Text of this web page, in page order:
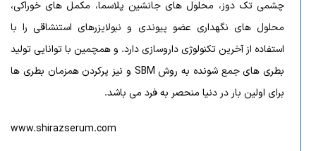
چشمی تک دوز، محلول های جانشین پلاسما، مکمل های خوراکی،
محلول های نگهداری عضو پیوندی و نبولایزرهای استنشاقی را با
استفاده از آخرین تکنولوژی داروسازی دارد. و همچمین با توانایی تولید
بطری های جمع شونده به روش SBM و نیز پرکردن همزمان بطری ها
برای اولین بار در دنیا منحصر به فرد می باشد.
www.shirazserum.com